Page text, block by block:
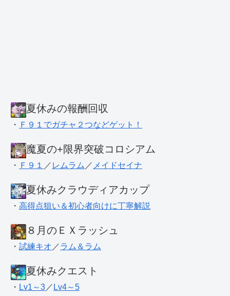
夏休みの報酬回収
・ Ｆ９１でガチャ２つなどゲット！
魔夏の+限界突破コロシアム
・ Ｆ９１ ／ レムラム ／ メイドセイナ
夏休みクラウディアカップ
・ 高得点狙い＆初心者向けに丁寧解説
８月のＥＸラッシュ
・ 試練キオ ／ラム＆ラム
夏休みクエスト
・ Lv1～3 ／ Lv4～5